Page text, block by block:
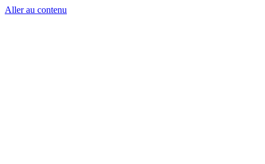
Aller au contenu